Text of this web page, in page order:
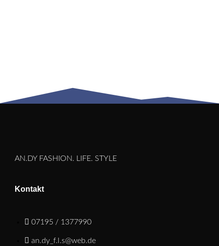
AN.DY FASHION. LIFE. STYLE
Kontakt
07195 / 1377990
an.dy_f.l.s@web.de